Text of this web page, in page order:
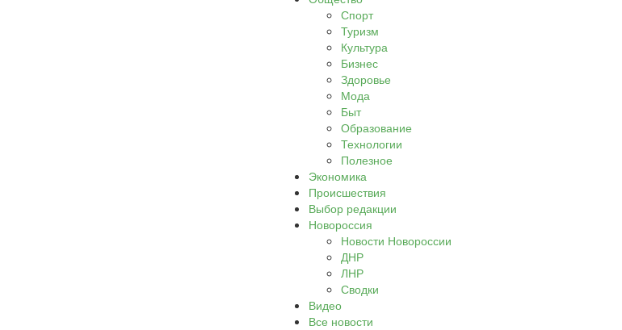
Спорт
Туризм
Культура
Бизнес
Здоровье
Мода
Быт
Образование
Технологии
Полезное
Экономика
Происшествия
Выбор редакции
Новороссия
Новости Новороссии
ДНР
ЛНР
Сводки
Видео
Все новости